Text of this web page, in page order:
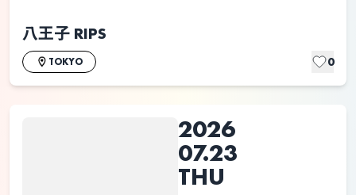
八王子 RIPS
TOKYO 0
2026
07.23
THU